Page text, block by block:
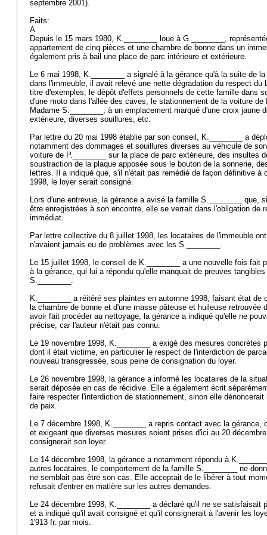
septembre 2001).
Faits:
A.
Depuis le 15 mars 1980, K.________ loue à G.________,
appartement de cinq pièces et une chambre de bonne dans un
également pris à bail une place de parc intérieure et extérieure.
Le 6 mai 1998, K.________ a signalé à la gérance qu'à la suite de
dans l'immeuble, il avait relevé une nette dégradation du respect du
titre d'exemples, le dépôt d'effets personnels de cette famille dans
d'une moto dans l'allée des caves, le stationnement de la voiture de
Madame S.________, à un emplacement marqué d'une croix jaune
extérieure, diverses souillures, etc.
Par lettre du 20 mai 1998 établie par son conseil, K.________ a
notamment des dommages et souillures diverses au véhicule de
voiture de P.________ sur la place de parc extérieure, des insultes
soustraction de la plaque apposée sous le bouton de la sonnerie,
lettres. Il a indiqué que, s'il n'était pas remédié de façon définitive à
1998, le loyer serait consigné.
Lors d'une entrevue, la gérance a avisé la famille S.________ que,
être enregistrées à son encontre, elle se verrait dans l'obligation de
immédiat.
Par lettre collective du 8 juillet 1998, les locataires de l'immeuble
n'avaient jamais eu de problèmes avec les S.________.
Le 15 juillet 1998, le conseil de K.________ a une nouvelle fois fait
à la gérance, qui lui a répondu qu'elle manquait de preuves
S.________.
K.________ a réitéré ses plaintes en automne 1998, faisant état de
la chambre de bonne et d'une masse pâteuse et huileuse retrouvée
avoir fait procéder au nettoyage, la gérance a indiqué qu'elle ne
précise, car l'auteur n'était pas connu.
Le 19 novembre 1998, K.________ a exigé des mesures concrètes
dont il était victime, en particulier le respect de l'interdiction de
nouveau transgressée, sous peine de consignation du loyer.
Le 26 novembre 1998, la gérance a informé les locataires de la
serait déposée en cas de récidive. Elle a également écrit
faire respecter l'interdiction de stationnement, sinon elle
de paix.
Le 7 décembre 1998, K.________ a repris contact avec la gérance,
et exigeant que diverses mesures soient prises d'ici au 20
consignerait son loyer.
Le 14 décembre 1998, la gérance a notamment répondu à
autres locataires, le comportement de la famille S.________ ne
ne semblait pas être son cas. Elle acceptait de le libérer à tout
refusait d'entrer en matière sur les autres demandes.
Le 24 décembre 1998, K.________ a déclaré qu'il ne se satisfaisait
et a indiqué qu'il avait consigné et qu'il consignerait à l'avenir les
1'913 fr. par mois.